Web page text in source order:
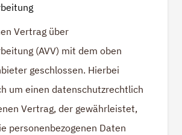
Vertrag über
(AVV) mit dem oben
geschlossen. Hierbei
um einen datenschutzrechtlich
Vertrag, der gewährleistet,
personenbezogenen Daten